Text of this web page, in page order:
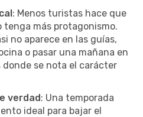
: Menos turistas hace que
tenga más protagonismo.
no aparece en las guías,
o pasar una mañana en
donde se nota el carácter
verdad: Una temporada
ideal para bajar el